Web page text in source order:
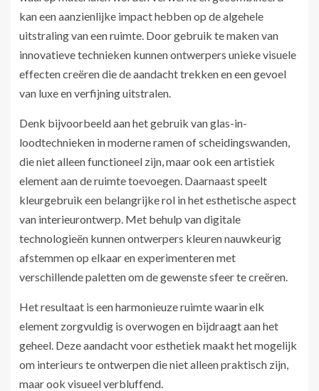
kan een aanzienlijke impact hebben op de algehele
uitstraling van een ruimte. Door gebruik te maken van
innovatieve technieken kunnen ontwerpers unieke visuele
effecten creëren die de aandacht trekken en een gevoel
van luxe en verfijning uitstralen.
Denk bijvoorbeeld aan het gebruik van glas-in-
loodtechnieken in moderne ramen of scheidingswanden,
die niet alleen functioneel zijn, maar ook een artistiek
element aan de ruimte toevoegen. Daarnaast speelt
kleurgebruik een belangrijke rol in het esthetische aspect
van interieurontwerp. Met behulp van digitale
technologieën kunnen ontwerpers kleuren nauwkeurig
afstemmen op elkaar en experimenteren met
verschillende paletten om de gewenste sfeer te creëren.
Het resultaat is een harmonieuze ruimte waarin elk
element zorgvuldig is overwogen en bijdraagt aan het
geheel. Deze aandacht voor esthetiek maakt het mogelijk
om interieurs te ontwerpen die niet alleen praktisch zijn,
maar ook visueel verbluffend.